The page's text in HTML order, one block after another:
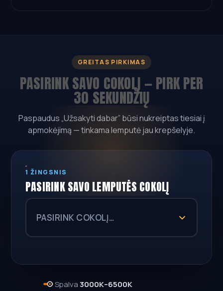
GREITAS PIRKIMAS
PASIRINK SAVO COKOLĮ — PIRK PER
30 SEKUNDŽIŲ
Paspaudus „Užsakyti dabar” būsi nukreiptas tiesiai į
apmokėjimą — tinkama lemputė jau krepšelyje.
1 ŽINGSNIS
PASIRINK SAVO LEMPUTĖS COKOLĮ
PASIRINK COKOLĮ…
— 84,99 €
Spalva3000K–6500K